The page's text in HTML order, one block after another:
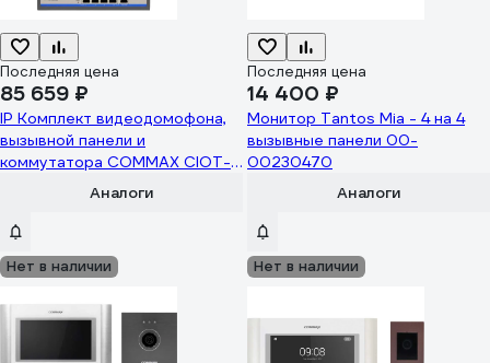
Последняя цена
85 659 ₽
IP Комплект видеодомофона,
вызывной панели и
коммутатора COMMAX CIOT-
700M2/D20P/H4L2 CIOT-
Аналоги
Последняя цена
14 400 ₽
Монитор Tantos Mia - 4 на 4
вызывные панели 00-
00230470
Аналоги
Нет в наличии Нет в наличии